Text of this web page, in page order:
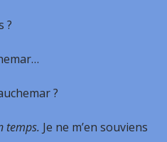
?
?
temps. Je ne m’en souviens